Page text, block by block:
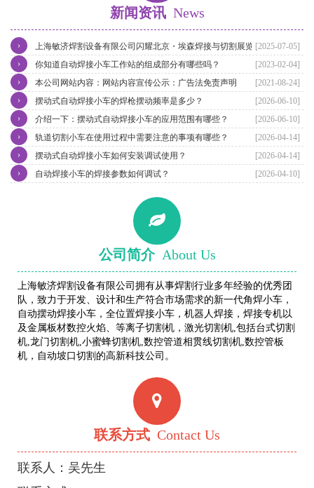
新闻资讯 News
[2025-07-05]
上海敏济焊割设备有限公司闪耀北京・埃森焊接与切割展览会
›
[2023-02-04]
你知道自动焊接小车工作站的组成部分有哪些吗？
›
[2021-08-24]
本公司网站内容：网站内容宣传公示：广告法免责声明
›
[2026-06-10]
摆动式自动焊接小车的焊枪摆动频率是多少？
›
[2026-06-10]
介绍一下：摆动式自动焊接小车的应用范围有哪些？
›
[2026-04-14]
轨道切割小车在使用过程中需要注意的事项有哪些？
›
[2026-04-14]
摆动式自动焊接小车如何安装调试使用？
›
[2026-04-10]
自动焊接小车的焊接参数如何调试？
›
公司简介 About Us
上海敏济焊割设备有限公司拥有从事焊割行业多年经验的优秀团
队，致力于开发、设计和生产符合市场需求的新一代角焊小车，
自动摆动焊接小车，全位置焊接小车，机器人焊接，焊接专机以
及金属板材数控火焰、等离子切割机，激光切割机,包括台式切割
机,龙门切割机,小蜜蜂切割机,数控管道相贯线切割机,数控管板
机，自动坡口切割的高新科技公司。
联系方式 Contact Us
联系人：吴先生